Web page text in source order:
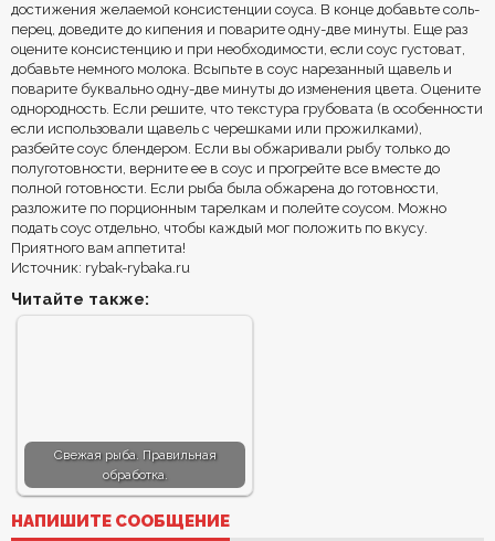
достижения желаемой консистенции соуса. В конце добавьте соль-
перец, доведите до кипения и поварите одну-две минуты. Еще раз
оцените консистенцию и при необходимости, если соус густоват,
добавьте немного молока. Всыпьте в соус нарезанный щавель и
поварите буквально одну-две минуты до изменения цвета. Оцените
однородность. Если решите, что текстура грубовата (в особенности
если использовали щавель с черешками или прожилками),
разбейте соус блендером. Если вы обжаривали рыбу только до
полуготовности, верните ее в соус и прогрейте все вместе до
полной готовности. Если рыба была обжарена до готовности,
разложите по порционным тарелкам и полейте соусом. Можно
подать соус отдельно, чтобы каждый мог положить по вкусу.
Приятного вам аппетита!
Источник: rybak-rybaka.ru
Читайте также:
Свежая рыба. Правильная
обработка.
НАПИШИТЕ СООБЩЕНИЕ